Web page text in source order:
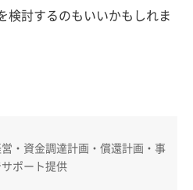
検討するのもいいかもしれま
・資金調達計画・償還計画・事
ポート提供